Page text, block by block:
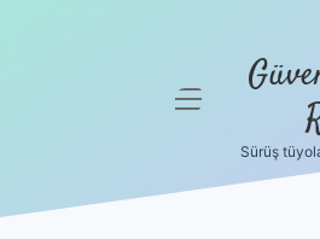
menüyü
Sürüş